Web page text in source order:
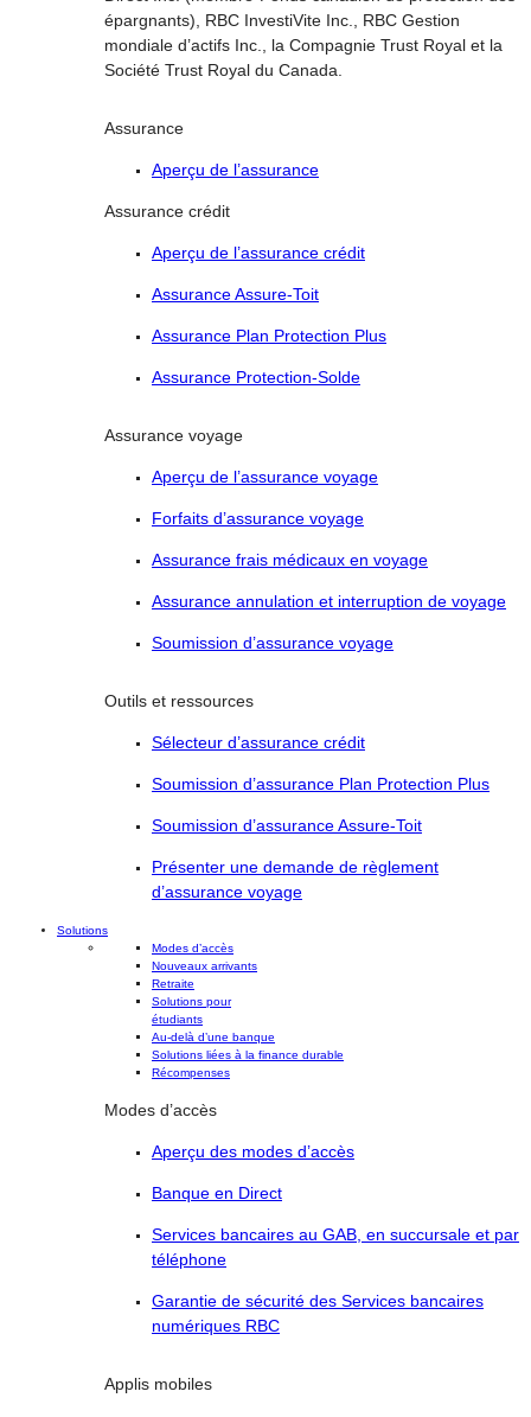
épargnants), RBC InvestiVite Inc., RBC Gestion
mondiale d’actifs Inc., la Compagnie Trust Royal et la
Société Trust Royal du Canada.
Assurance
Aperçu de l’assurance
Assurance crédit
Aperçu de l’assurance crédit
Assurance Assure-Toit
Assurance Plan Protection Plus
Assurance Protection-Solde
Assurance voyage
Aperçu de l’assurance voyage
Forfaits d’assurance voyage
Assurance frais médicaux en voyage
Assurance annulation et interruption de voyage
Soumission d’assurance voyage
Outils et ressources
Sélecteur d’assurance crédit
Soumission d’assurance Plan Protection Plus
Soumission d’assurance Assure-Toit
Présenter une demande de règlement
d’assurance voyage
Solutions
Modes d’accès
Nouveaux arrivants
Retraite
Solutions pour
étudiants
Au-delà d’une banque
Solutions liées à la finance durable
Récompenses
Modes d’accès
Aperçu des modes d’accès
Banque en Direct
Services bancaires au GAB, en succursale et par
téléphone
Garantie de sécurité des Services bancaires
numériques RBC
Applis mobiles